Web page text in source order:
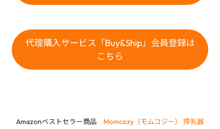
代理購入サービス「Buy&Ship」会員登録は
こちら
Amazonベストセラー商品 Momcozy（モムコジー） 搾乳器